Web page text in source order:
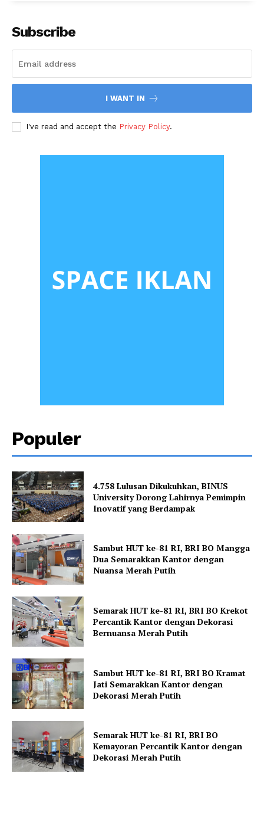
Subscribe
I WANT IN
I've read and accept the Privacy Policy.
Populer
4.758 Lulusan Dikukuhkan, BINUS
University Dorong Lahirnya Pemimpin
Inovatif yang Berdampak
Sambut HUT ke-81 RI, BRI BO Mangga
Dua Semarakkan Kantor dengan
Nuansa Merah Putih
Semarak HUT ke-81 RI, BRI BO Krekot
Percantik Kantor dengan Dekorasi
Bernuansa Merah Putih
Sambut HUT ke-81 RI, BRI BO Kramat
Jati Semarakkan Kantor dengan
Dekorasi Merah Putih
Semarak HUT ke-81 RI, BRI BO
Kemayoran Percantik Kantor dengan
Dekorasi Merah Putih